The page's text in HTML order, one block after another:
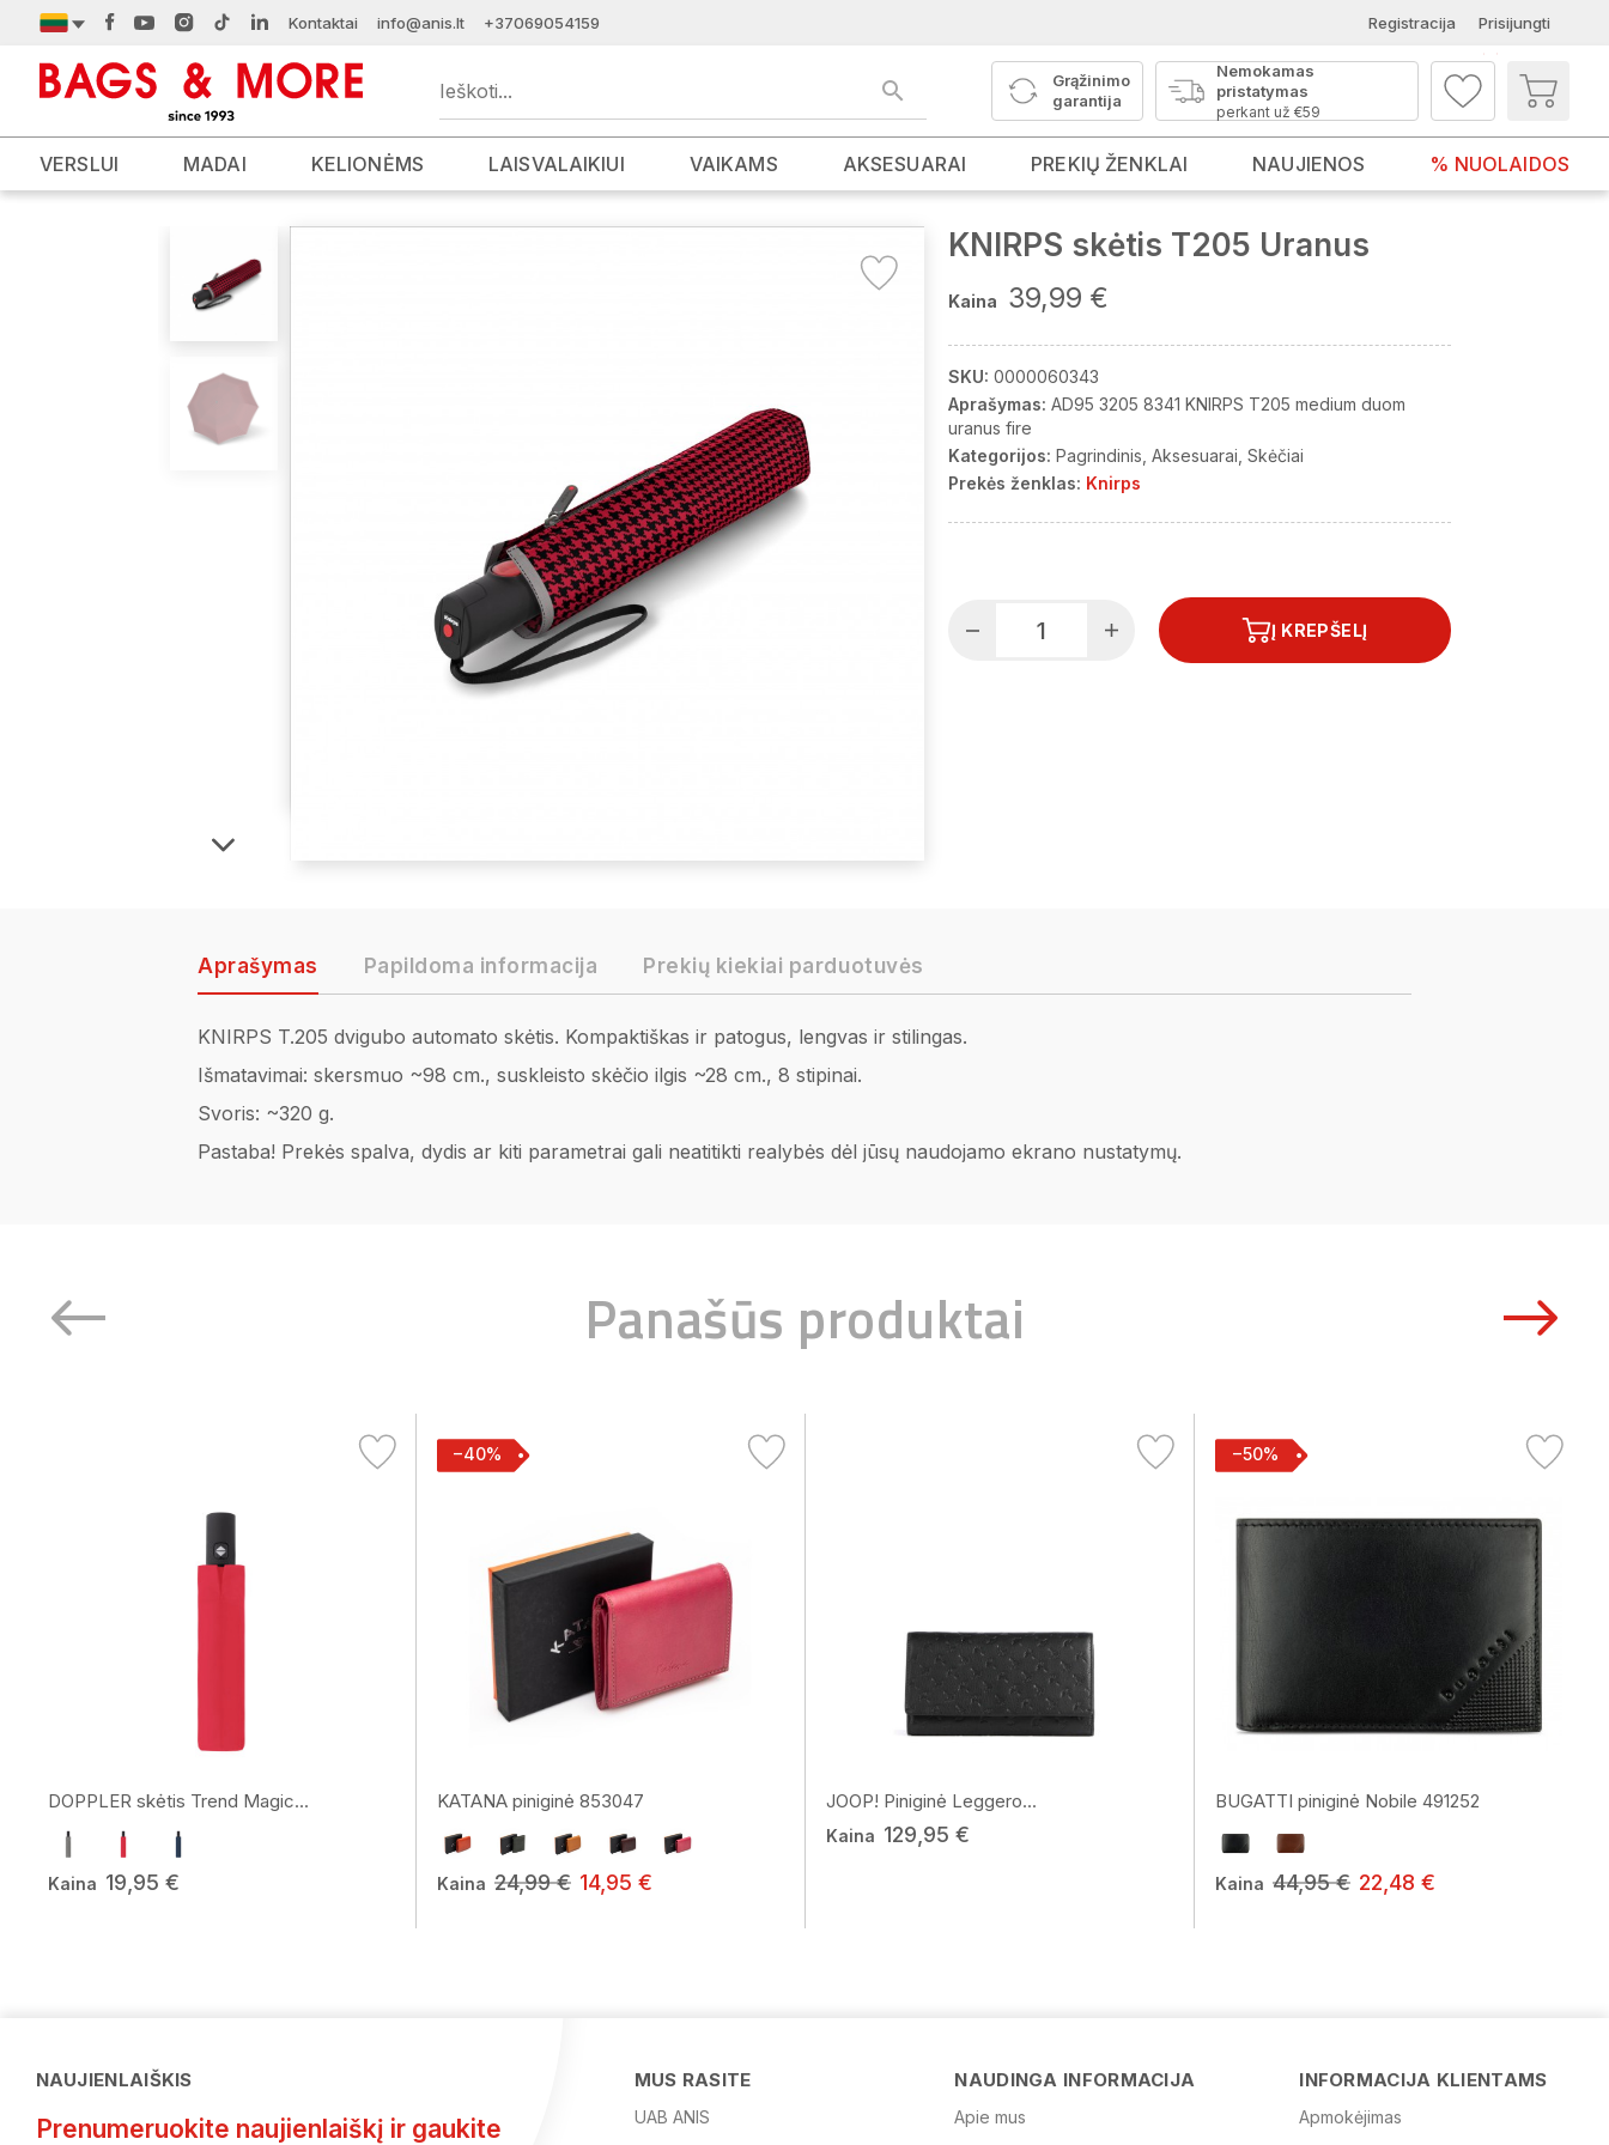
Kontaktai info@anis.lt +37069054159 Registracija Prisijungti
Grąžinimo
garantija
Nemokamas
pristatymas
perkant už €59
VERSLUI MADAI KELIONĖMS LAISVALAIKIUI VAIKAMS AKSESUARAI PREKIŲ ŽENKLAI NAUJIENOS % NUOLAIDOS
KNIRPS skėtis T205 Uranus
Kaina 39,99 €
SKU: 0000060343
Aprašymas: AD95 3205 8341 KNIRPS T205 medium duom
uranus fire
Kategorijos: Pagrindinis Aksesuarai Skėčiai
Prekės ženklas: Knirps
Į KREPŠELĮ
Aprašymas Papildoma informacija Prekių kiekiai parduotuvės
KNIRPS T.205 dvigubo automato skėtis. Kompaktiškas ir patogus, lengvas ir stilingas.
Išmatavimai: skersmuo ~98 cm., suskleisto skėčio ilgis ~28 cm., 8 stipinai.
Svoris: ~320 g.
Pastaba! Prekės spalva, dydis ar kiti parametrai gali neatitikti realybės dėl jūsų naudojamo ekrano nustatymų.
Panašūs produktai
DOPPLER skėtis Trend Magic...
Kaina 19,95 €
−40%
KATANA piniginė 853047
Kaina 24,99 € 14,95 €
JOOP! Piniginė Leggero...
Kaina 129,95 €
−50%
BUGATTI piniginė Nobile 491252
Kaina 44,95 € 22,48 €
NAUJIENLAIŠKIS
Prenumeruokite naujienlaiškį ir gaukite
MUS RASITE
UAB ANIS
NAUDINGA INFORMACIJA
Apie mus
INFORMACIJA KLIENTAMS
Apmokėjimas